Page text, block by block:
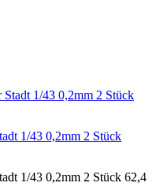
1/43 0,2mm 2 Stück
1/43 0,2mm 2 Stück 62,4